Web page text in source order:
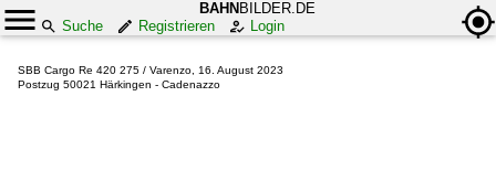
BAHN BILDER.DE
Suche
Registrieren Login
SBB Cargo Re 420 275 / Varenzo, 16. August 2023
Postzug 50021 Härkingen - Cadenazzo